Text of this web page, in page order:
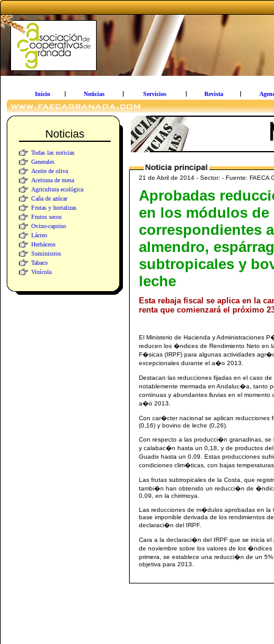
Inicio Noticias Servicios Revista
Noticias
Todas las noticias
Generales
Aceite de oliva
Aceituna de mesa
Agricultura ecológica
Caña de azúcar
Frutas y hortalizas
Frutos secos
Ovino-caprino
Lácteo
Herbáceos
Suministros
Tabaco
Vinícola
21 de Abril de 2014 - Sector: - Fuente: FAECA
Aprobadas
en los módulos de
correspondientes a
almendro,
subtropicales y
leche
Esta rebaja fiscal se aplica en la
renta que comienzará el próximo
El Ministerio de Hacienda y Administraciones
reducen los �ndices de Rendimiento Neto en
F�sicas (IRPF) para algunas actividades
excepcionales durante el a�o 2013.
Destacan las reducciones fijadas en el caso
notablemente mermada en Andaluc�a, tanto
continuas y abundantes lluvias en el
a�o 2013.
Con car�cter nacional se aplican reducciones
(0,16) y bovino de leche (0,26).
Con respecto a las producci�n granadinas,
y calabac�n hasta un 0,18, y de productos
Guadix hasta un 0,09. Estas producciones
condiciones clim�ticas, con bajas
Las frutas subtropicales de la Costa, que
tambi�n han obtenido un reducci�n de
0,09, en la chirimoya.
Las reducciones de m�dulos aprobadas en
base imponible derivada de los rendimientos
declaraci�n del IRPF.
Cara a la declaraci�n del IRPF que se inicia
de noviembre sobre los valores de los
primera, se establece una reducci�n de un
objetiva para 2013.